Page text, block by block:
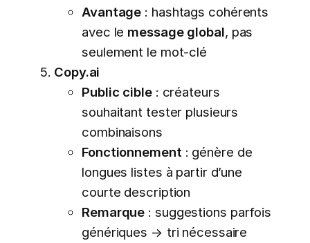
Avantage : hashtags cohérents
avec le message global, pas
seulement le mot-clé
Copy.ai
Public cible: créateurs
souhaitant tester plusieurs
combinaisons
Fonctionnement : génère de
longues listes à partir d’une
courte description
Remarque : suggestions parfois
génériques → tri nécessaire